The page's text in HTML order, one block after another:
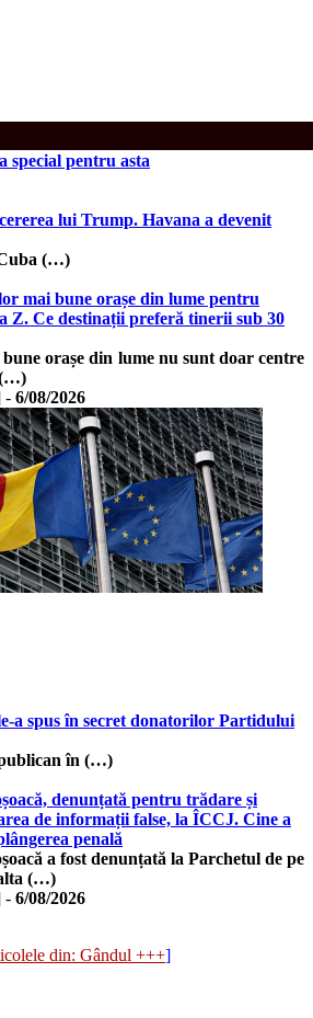
special pentru asta
lui Trump. Havana a devenit
(…)
mai bune orașe din lume pentru
Z. Ce destinații preferă tinerii sub 30
bune orașe din lume nu sunt doar centre
(…)
- 6/08/2026
a spus în secret donatorilor Partidului
în (…)
denunțată pentru trădare și
de informații false, la ÎCCJ. Cine a
penală
a fost denunțată la Parchetul de pe
(…)
- 6/08/2026
din: Gândul +++]